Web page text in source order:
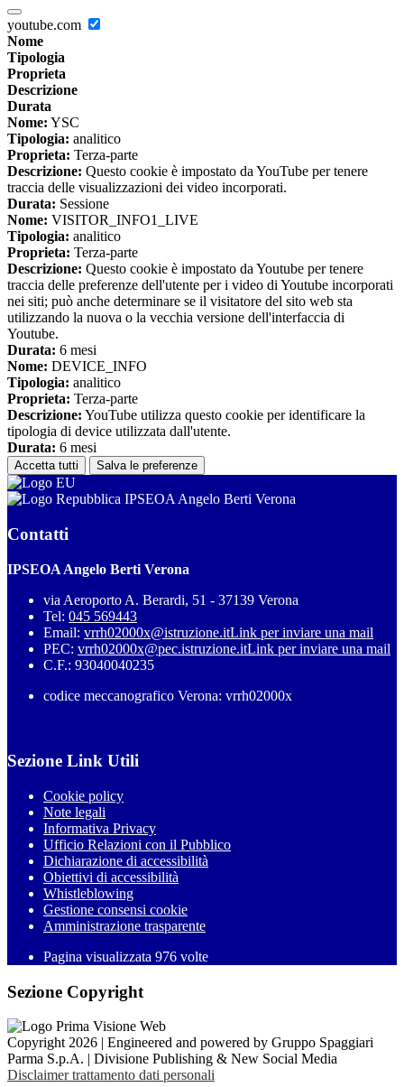
youtube.com
Nome
Tipologia
Proprieta
Descrizione
Durata
Nome: YSC
Tipologia: analitico
Proprieta: Terza-parte
Descrizione: Questo cookie è impostato da YouTube per tenere
traccia delle visualizzazioni dei video incorporati.
Durata: Sessione
Nome: VISITOR_INFO1_LIVE
Tipologia: analitico
Proprieta: Terza-parte
Descrizione: Questo cookie è impostato da Youtube per tenere
traccia delle preferenze dell'utente per i video di Youtube incorporati
nei siti; può anche determinare se il visitatore del sito web sta
utilizzando la nuova o la vecchia versione dell'interfaccia di
Youtube.
Durata: 6 mesi
Nome: DEVICE_INFO
Tipologia: analitico
Proprieta: Terza-parte
Descrizione: YouTube utilizza questo cookie per identificare la
tipologia di device utilizzata dall'utente.
Durata: 6 mesi
Accetta tutti Salva le preferenze
IPSEOA Angelo Berti Verona
Contatti
IPSEOA Angelo Berti Verona
via Aeroporto A. Berardi, 51 - 37139 Verona
Tel: 045 569443
Email: vrrh02000x@istruzione.itLink per inviare una mail
PEC: vrrh02000x@pec.istruzione.itLink per inviare una mail
C.F.: 93040040235
codice meccanografico Verona: vrrh02000x
Sezione Link Utili
Cookie policy
Note legali
Informativa Privacy
Ufficio Relazioni con il Pubblico
Dichiarazione di accessibilità
Obiettivi di accessibilità
Whistleblowing
Gestione consensi cookie
Amministrazione trasparente
Pagina visualizzata 976 volte
Sezione Copyright
Copyright 2026 | Engineered and powered by Gruppo Spaggiari
Parma S.p.A. | Divisione Publishing & New Social Media
Disclaimer trattamento dati personali